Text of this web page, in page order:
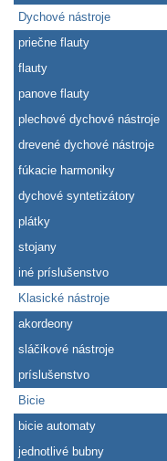
Dychové nástroje
priečne flauty
flauty
panove flauty
plechové dychové nástroje
drevené dychové nástroje
fúkacie harmoniky
dychové syntetizátory
plátky
stojany
iné príslušenstvo
Klasické nástroje
akordeony
sláčikové nástroje
príslušenstvo
Bicie
bicie automaty
jednotlivé bubny